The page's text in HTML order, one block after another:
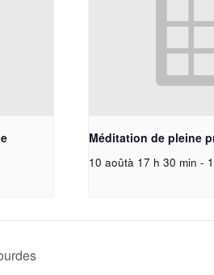
Méditation de pleine
10 aoûtà 17 h 30 min -